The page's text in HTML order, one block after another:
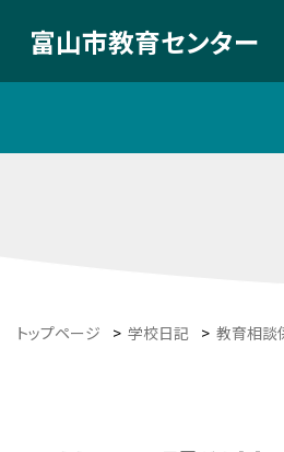
富山市教育センター
トップページ > 学校日記 > 教育相談